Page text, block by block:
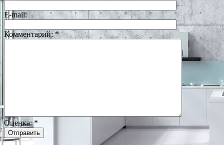
E-mail:
Комментарий:*
Оценка:*